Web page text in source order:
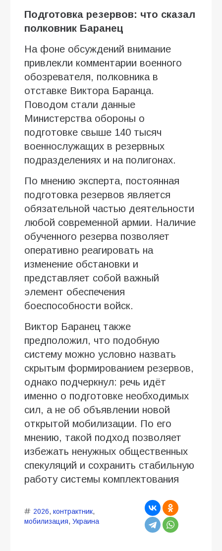
Подготовка резервов: что сказал
полковник Баранец
На фоне обсуждений внимание
привлекли комментарии военного
обозревателя, полковника в
отставке Виктора Баранца.
Поводом стали данные
Министерства обороны о
подготовке свыше 140 тысяч
военнослужащих в резервных
подразделениях и на полигонах.
По мнению эксперта, постоянная
подготовка резервов является
обязательной частью деятельности
любой современной армии. Наличие
обученного резерва позволяет
оперативно реагировать на
изменение обстановки и
представляет собой важный
элемент обеспечения
боеспособности войск.
Виктор Баранец также
предположил, что подобную
систему можно условно назвать
скрытым формированием резервов,
однако подчеркнул: речь идёт
именно о подготовке необходимых
сил, а не об объявлении новой
открытой мобилизации. По его
мнению, такой подход позволяет
избежать ненужных общественных
спекуляций и сохранить стабильную
работу системы комплектования
2026, контрактник,
мобилизация, Украина